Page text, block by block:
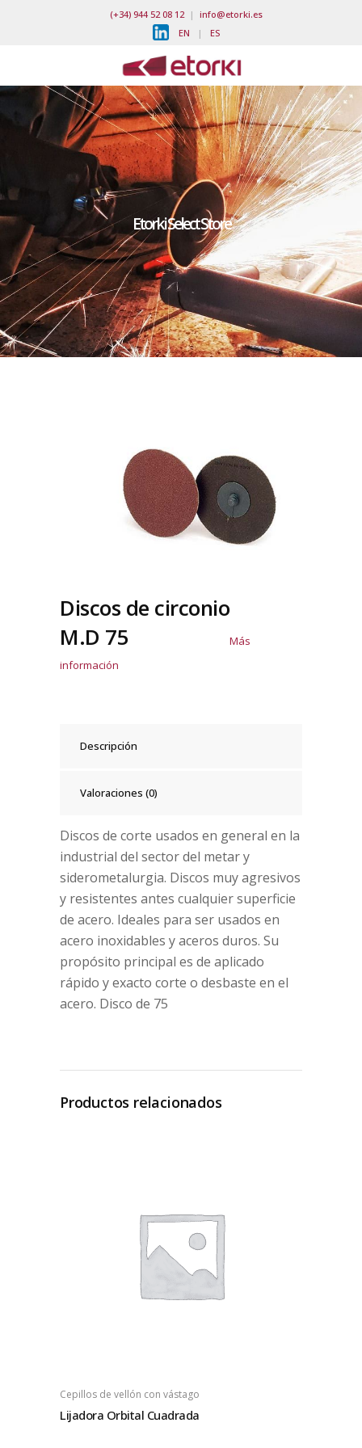
(+34) 944 52 08 12| info@etorki.es
EN | ES
Etorki Select Store
Discos de circonio
M.D 75
Más
información
Descripción
Valoraciones (0)
Discos de corte usados en general en la
industrial del sector del metar y
siderometalurgia. Discos muy agresivos
y resistentes antes cualquier superficie
de acero. Ideales para ser usados en
acero inoxidables y aceros duros. Su
propósito principal es de aplicado
rápido y exacto corte o desbaste en el
acero. Disco de 75
Productos relacionados
Cepillos de vellón con vástago
Lijadora Orbital Cuadrada